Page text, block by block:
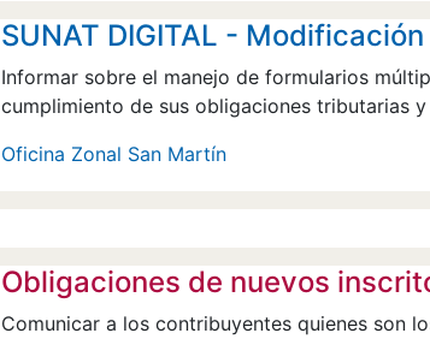
SUNAT DIGITAL -
Informar sobre el manejo de formularios
cumplimiento de sus obligaciones tributarias
Oficina Zonal San Martín
Obligaciones de nuevos
Comunicar a los contribuyentes quienes son